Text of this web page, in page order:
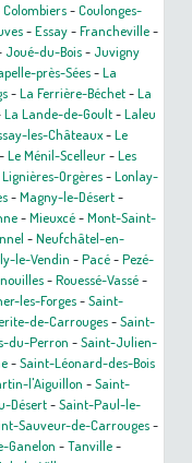
Colombiers-Coulonges-
-Essay-Francheville-
Joué-du-Bois- Juvigny
près-Sées-La
-La Ferrière-Béchet-La
La Lande-de-Goult-Laleu
les-Châteaux-Le
-Le Ménil-Scelleur-Les
Lignières-Orgères-Lonlay-
-Magny-le-Désert-
-Mieuxcé-Mont-Saint-
-Neufchâtel-en-
le-Vendin -Pacé-Pezé-
-Rouessé-Vassé-
les-Forges-Saint-
de-Carrouges-Saint-
du-Perron -Saint-Julien-
-Saint-Léonard-des-Bois
l'Aiguillon -Saint-
Désert-Saint-Paul-le-
Sauveur-de-Carrouges-
Ganelon -Tanville-